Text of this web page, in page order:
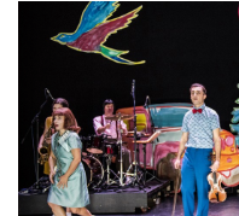
Previous